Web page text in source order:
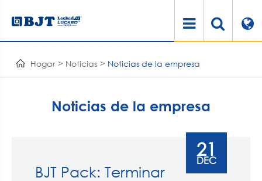
Hogar Noticias Noticias de la empresa
Noticias de la empresa
BJT Pack: Terminar
21
DEC